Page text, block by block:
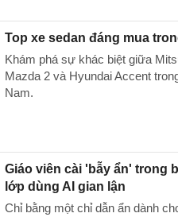
Top xe sedan đáng mua
Khám phá sự khác biệt giữa
Mazda 2 và Hyundai Accent
Nam.
Giáo viên cài 'bẫy ẩn' trong
lớp dùng AI gian lận
Chỉ bằng một chỉ dẫn ẩn dành